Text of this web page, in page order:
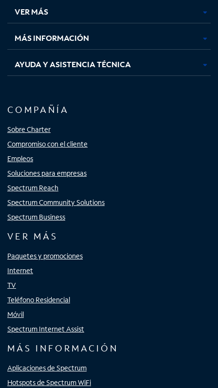
pestaña
nueva
pestaña
nueva
pestaña
nuevanueva
VER MÁS
MÁS INFORMACIÓN
AYUDA Y ASISTENCIA TÉCNICA
COMPAÑÍA
Sobre Charter
Compromiso con el cliente
Empleos
Soluciones para empresas
Spectrum Reach
Spectrum Community Solutions
Spectrum Business
VER MÁS
Paquetes y promociones
Internet
TV
Teléfono Residencial
Móvil
Spectrum Internet Assist
MÁS INFORMACIÓN
Aplicaciones de Spectrum
Hotspots de Spectrum WiFi